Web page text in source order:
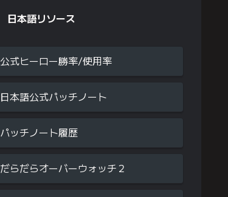
日本語リソース
公式ヒーロー勝率/使用率
日本語公式パッチノート
パッチノート履歴
だらだらオーバーウォッチ２